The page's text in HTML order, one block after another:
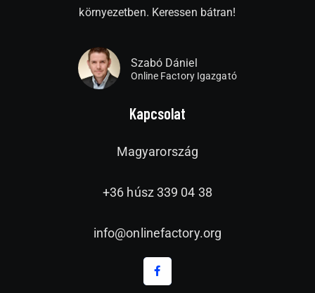
környezetben. Keressen bátran!
Szabó Dániel
Online Factory Igazgató
Kapcsolat
Magyarország
+36 húsz 339 04 38
info@onlinefactory.org